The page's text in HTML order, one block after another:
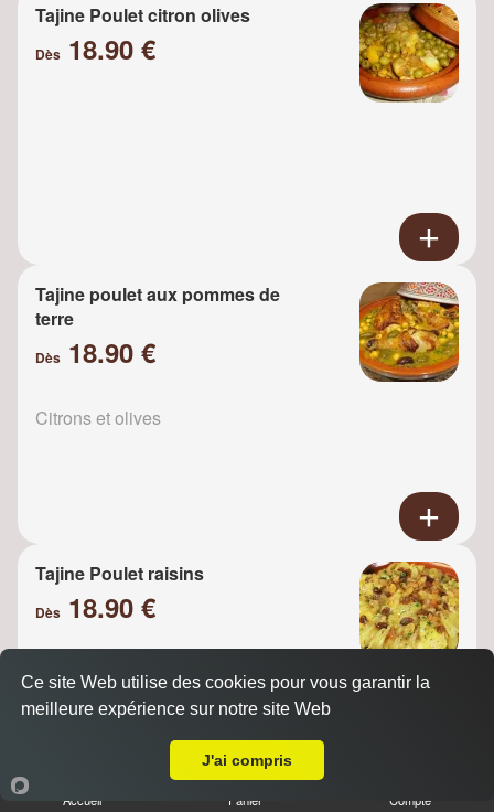
Tajine Poulet citron olives
Dès 18.90 €
Tajine poulet aux pommes de
terre
Dès 18.90 €
Citrons et olives
Tajine Poulet raisins
Dès 18.90 €
Oignons
Accueil Panier Compte
Ce site Web utilise des cookies pour vous garantir la
meilleure expérience sur notre site Web
J'ai compris